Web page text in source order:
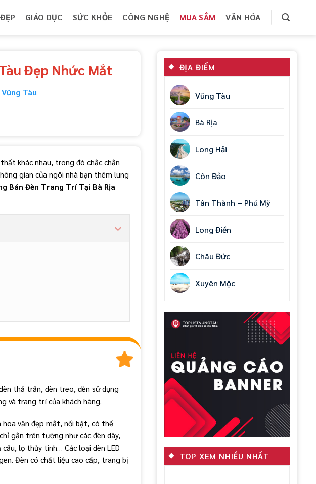
GIÁO DỤC SỨC KHỎE CÔNG NGHỆ MUA SẮM VĂN HÓA
Đẹp Nhức Mắt
Vũng Tàu
khác nhau, trong đó chắc chắn
gian của ngôi nhà bạn thêm lung
Bán Đèn Trang Trí Tại Bà Rịa
thả trần, đèn treo, đèn sử dụng
và trang trí của khách hàng.
hoa văn đẹp mắt, nổi bật, có thể
gắn trên tường như các đèn dây,
lọ thủy tinh… Các loại đèn LED
Đèn có chất liệu cao cấp, trang bị
ĐỊA ĐIỂM
Vũng Tàu
Bà Rịa
Long Hải
Côn Đảo
Tân Thành – Phú Mỹ
Long Điền
Châu Đức
Xuyên Mộc
TOP XEM NHIỀU NHẤT